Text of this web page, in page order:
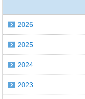
2026
2025
2024
2023